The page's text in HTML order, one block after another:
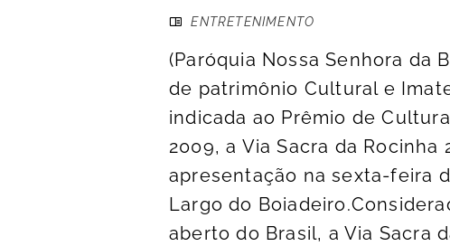
ENTRETENIMENTO
(Paróquia Nossa Senhora da
de patrimônio Cultural e
indicada ao Prêmio de
2009, a Via Sacra da
apresentação na sexta-feira
Largo do
aberto do Brasil, a Via Sacra